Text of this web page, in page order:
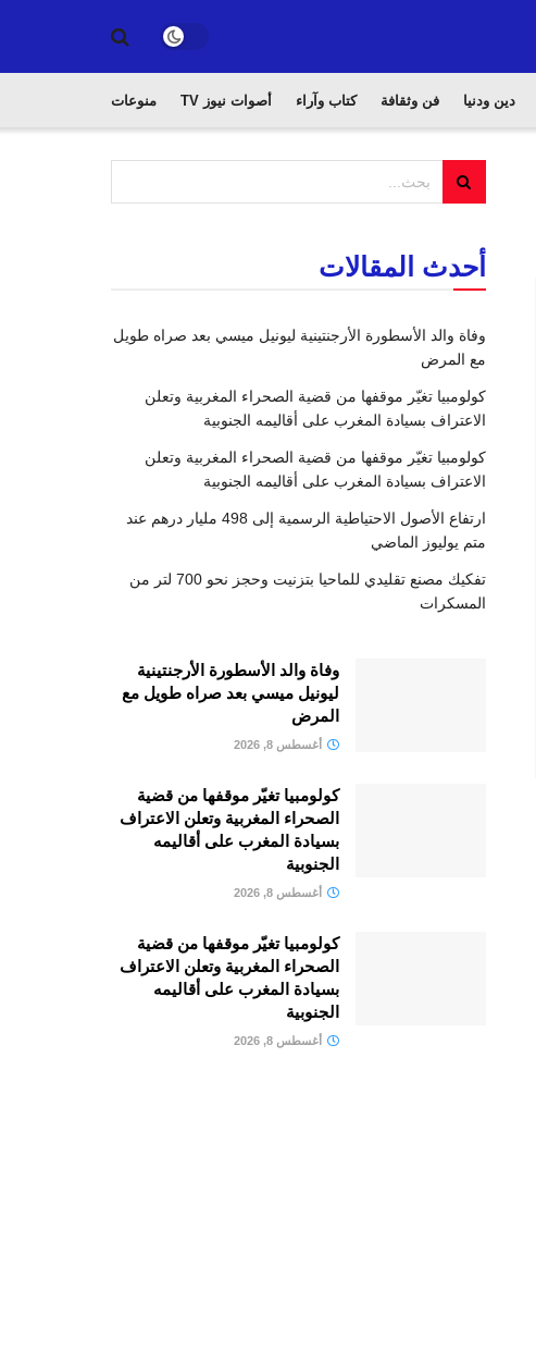
دين ودنيا فن وثقافة كتاب وآراء أصوات نيوز TV منوعات
أحدث المقالات
وفاة والد الأسطورة الأرجنتينية ليونيل ميسي بعد صراه طويل
مع المرض
كولومبيا تغيّر موقفها من قضية الصحراء المغربية وتعلن
الاعتراف بسيادة المغرب على أقاليمه الجنوبية
كولومبيا تغيّر موقفها من قضية الصحراء المغربية وتعلن
الاعتراف بسيادة المغرب على أقاليمه الجنوبية
ارتفاع الأصول الاحتياطية الرسمية إلى 498 مليار درهم عند
متم يوليوز الماضي
تفكيك مصنع تقليدي للماحيا بتزنيت وحجز نحو 700 لتر من
المسكرات
وفاة والد الأسطورة الأرجنتينية
ليونيل ميسي بعد صراه طويل مع
المرض
أغسطس 8, 2026
كولومبيا تغيّر موقفها من قضية
الصحراء المغربية وتعلن الاعتراف
بسيادة المغرب على أقاليمه
الجنوبية
أغسطس 8, 2026
كولومبيا تغيّر موقفها من قضية
الصحراء المغربية وتعلن الاعتراف
بسيادة المغرب على أقاليمه
الجنوبية
أغسطس 8, 2026